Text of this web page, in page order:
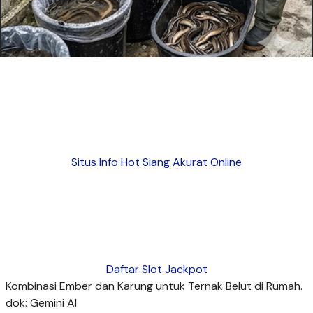
Situs Info Hot Siang Akurat Online
Daftar Slot Jackpot
Kombinasi Ember dan Karung untuk Ternak Belut di Rumah.
dok: Gemini AI